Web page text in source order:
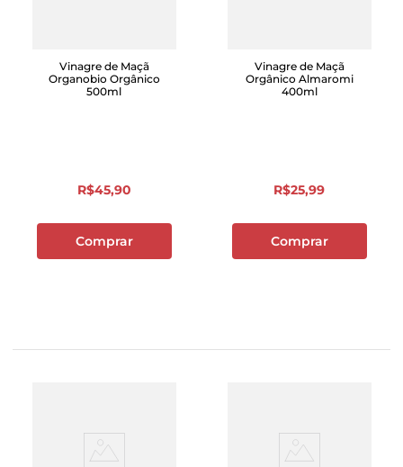
Vinagre de Maçã
Organobio Orgânico
500ml
R$45,90
Comprar
Vinagre de Maçã
Orgânico Almaromi
400ml
R$25,99
Comprar